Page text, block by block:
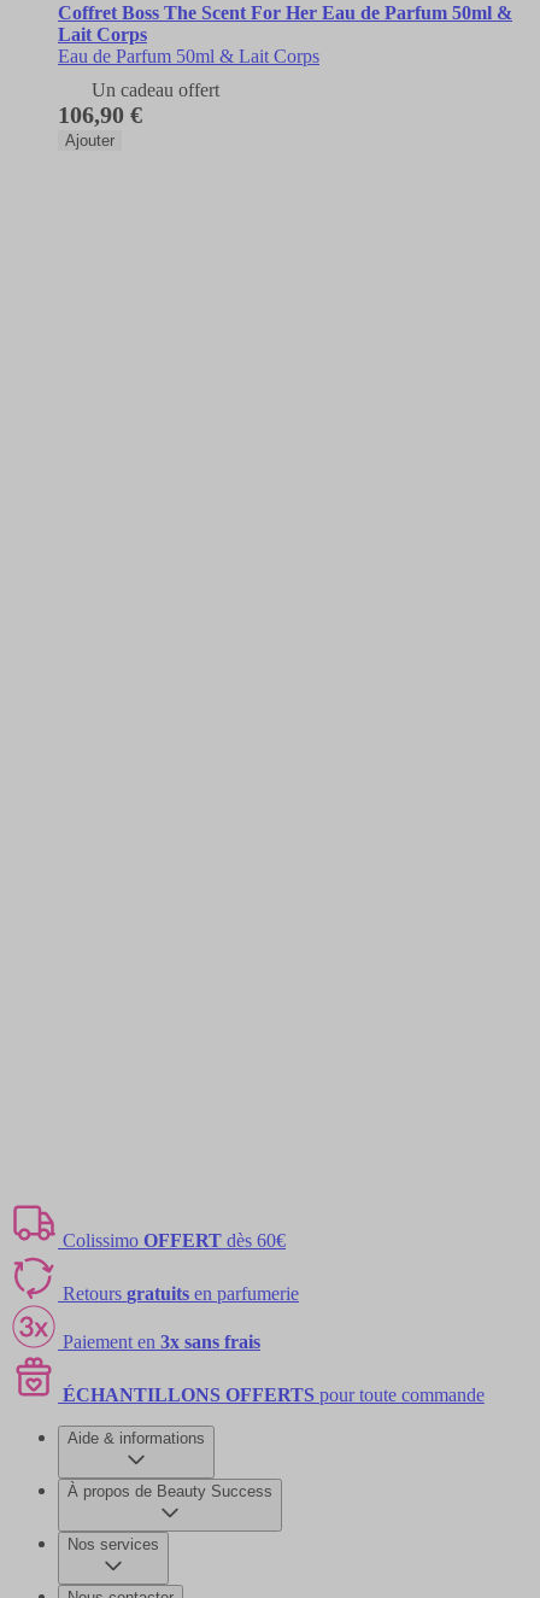
Coffret Boss The Scent For Her Eau de Parfum 50ml &
Lait Corps
Eau de Parfum 50ml & Lait Corps
Un cadeau offert
106,90 €
Ajouter
Colissimo OFFERT dès 60€
Retours gratuits en parfumerie
Paiement en 3x sans frais
ÉCHANTILLONS OFFERTS pour toute commande
Aide & informations
À propos de Beauty Success
Nos services